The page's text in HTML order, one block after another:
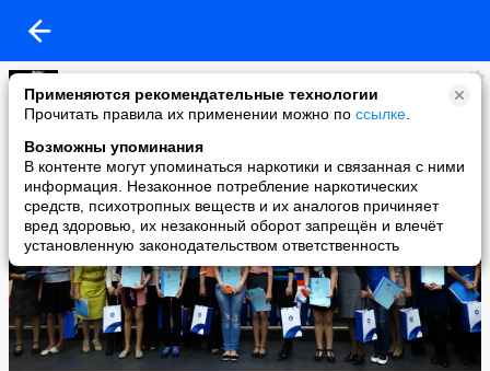
Применяются рекомендательные технологии
Прочитать правила их применении можно по ссылке
Возможны упоминания
В контенте могут упоминаться наркотики и связанная с ними
информация. Незаконное потребление наркотических
средств, психотропных веществ и их аналогов причиняет
вред здоровью, их незаконный оборот запрещён и влечёт
установленную законодательством ответственность
Савицкая Светлана
added a photo
13 Nov в 12:27